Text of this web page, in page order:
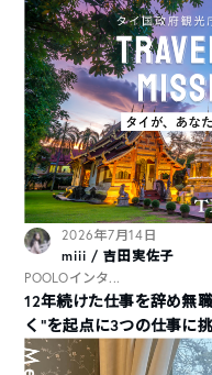
2026年7月14日
miii / 吉田実佐子
POOLOインタ...
12年続けた仕事を辞め無
く”を起点に3つの仕事に挑